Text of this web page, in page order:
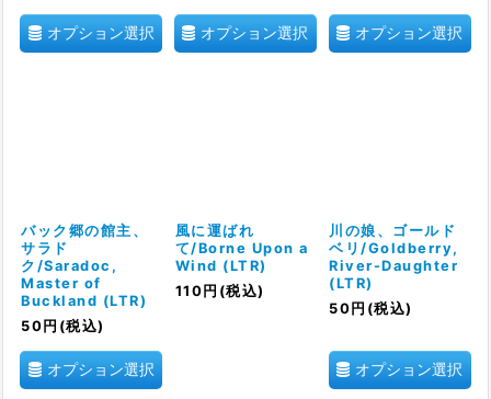
オプション選択 オプション選択 オプション選択
バック郷の館主、
サラド
ク/Saradoc,
Master of
Buckland (LTR)
50 円 (税込)
オプション選択
風に運ばれ
て/Borne Upon a
Wind (LTR)
110 円 (税込)
川の娘、ゴールド
ベリ/Goldberry,
River-Daughter
(LTR)
50 円 (税込)
オプション選択